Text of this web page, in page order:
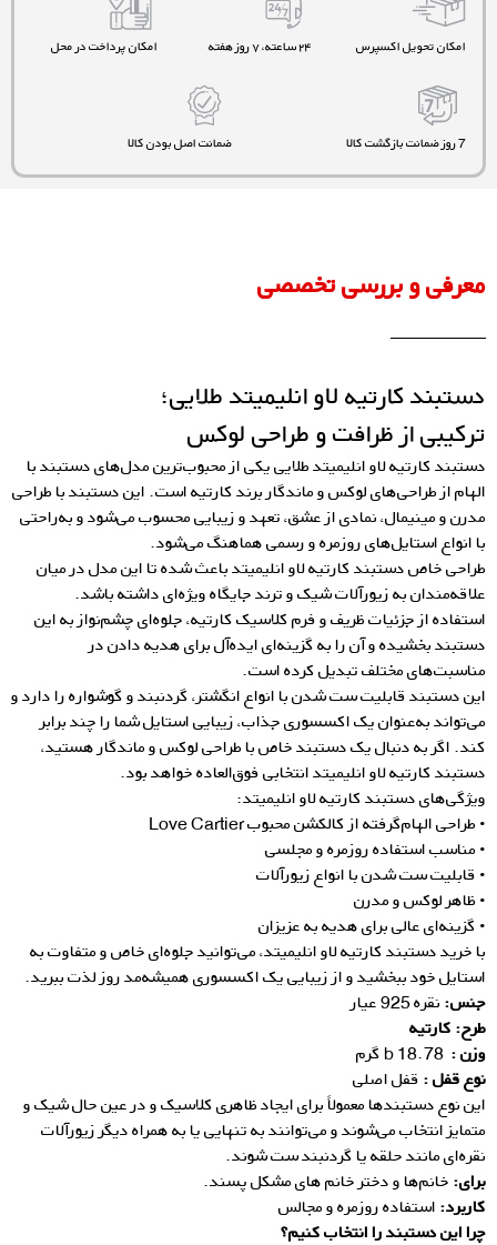
امکان تحویل اکسپرس ۲۴ ساعته، ۷ روز هفته امکان پرداخت در محل
7 روز ضمانت بازگشت کالا ضمانت اصل بودن کالا
معرفی و بررسی تخصصی
دستبند کارتیه لاو انلیمیتد طلایی؛
ترکیبی از ظرافت و طراحی لوکس
دستبند کارتیه لاو انلیمیتد طلایی یکی از محبوب‌ترین مدل‌های دستبند با
الهام از طراحی‌های لوکس و ماندگار برند کارتیه است. این دستبند با طراحی
مدرن و مینیمال، نمادی از عشق، تعهد و زیبایی محسوب می‌شود و به‌راحتی
با انواع استایل‌های روزمره و رسمی هماهنگ می‌شود.
طراحی خاص دستبند کارتیه لاو انلیمیتد باعث شده تا این مدل در میان
علاقه‌مندان به زیورآلات شیک و ترند جایگاه ویژه‌ای داشته باشد.
استفاده از جزئیات ظریف و فرم کلاسیک کارتیه، جلوه‌ای چشم‌نواز به این
دستبند بخشیده و آن را به گزینه‌ای ایده‌آل برای هدیه دادن در
مناسبت‌های مختلف تبدیل کرده است.
این دستبند قابلیت ست شدن با انواع انگشتر، گردنبند و گوشواره را دارد و
می‌تواند به‌عنوان یک اکسسوری جذاب، زیبایی استایل شما را چند برابر
کند. اگر به دنبال یک دستبند خاص با طراحی لوکس و ماندگار هستید،
دستبند کارتیه لاو انلیمیتد انتخابی فوق‌العاده خواهد بود.
ویژگی‌های دستبند کارتیه لاو انلیمیتد:
• طراحی الهام‌گرفته از کالکشن محبوب Love Cartier
• مناسب استفاده روزمره و مجلسی
• قابلیت ست شدن با انواع زیورآلات
• ظاهر لوکس و مدرن
• گزینه‌ای عالی برای هدیه به عزیزان
با خرید دستبند کارتیه لاو انلیمیتد، می‌توانید جلوه‌ای خاص و متفاوت به
استایل خود ببخشید و از زیبایی یک اکسسوری همیشه‌مد روز لذت ببرید.
جنس: نقره 925 عیار
طرح: کارتیه
وزن :
نوع قفل : قفل اصلی
این نوع دستبندها معمولاً برای ایجاد ظاهری کلاسیک و در عین حال شیک و
متمایز انتخاب می‌شوند و می‌توانند به تنهایی یا به همراه دیگر زیورآلات
نقره‌ای مانند حلقه یا گردنبند ست شوند.
برای: خانم‌ها و دختر خانم های مشکل پسند.
کاربرد: استفاده روزمره و مجالس
چرا این دستبند را انتخاب کنیم؟